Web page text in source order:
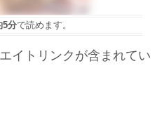
5分で読めます。
イトリンクが含まれてい